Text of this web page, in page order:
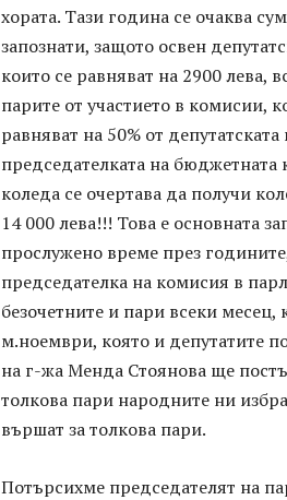
хората. Тази година се очаква
запознати, защото освен
които се равняват на 2900 лева,
парите от участието в комисии,
равняват на 50% от
председателката на
коледа се очертава да получи
14 000 лева!!! Това е основната
прослужено време през
председателка на комисия в
безочетните и пари всеки месец,
м.ноември, която и депутатите
на г-жа Менда Стоянова ще
толкова пари народните ни
вършат за толкова пари.
Потърсихме председателят на